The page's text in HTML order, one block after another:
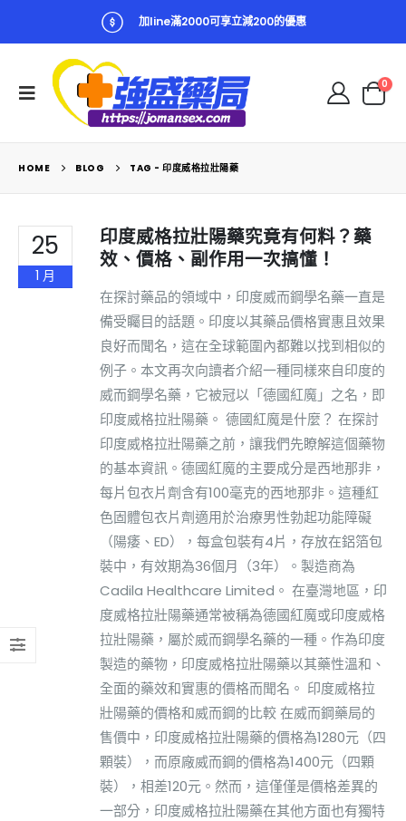
加line滿2000可享立減200的優惠
0
HOME BLOG TAG - 印度威格拉壯陽藥
25
1 月
印度威格拉壯陽藥究竟有何料？藥
效、價格、副作用一次搞懂！
在探討藥品的領域中，印度威而鋼學名藥一直是
備受矚目的話題。印度以其藥品價格實惠且效果
良好而聞名，這在全球範圍內都難以找到相似的
例子。本文再次向讀者介紹一種同樣來自印度的
威而鋼學名藥，它被冠以「德國紅魔」之名，即
印度威格拉壯陽藥。 德國紅魔是什麼？ 在探討
印度威格拉壯陽藥之前，讓我們先瞭解這個藥物
的基本資訊。德國紅魔的主要成分是西地那非，
每片包衣片劑含有100毫克的西地那非。這種紅
色固體包衣片劑適用於治療男性勃起功能障礙
（陽痿、ED），每盒包裝有4片，存放在鋁箔包
裝中，有效期為36個月（3年）。製造商為
Cadila Healthcare Limited。 在臺灣地區，印
度威格拉壯陽藥通常被稱為德國紅魔或印度威格
拉壯陽藥，屬於威而鋼學名藥的一種。作為印度
製造的藥物，印度威格拉壯陽藥以其藥性溫和、
全面的藥效和實惠的價格而聞名。 印度威格拉
壯陽藥的價格和威而鋼的比較 在威而鋼藥局的
售價中，印度威格拉壯陽藥的價格為1280元（四
顆裝），而原廠威而鋼的價格為1400元（四顆
裝），相差120元。然而，這僅僅是價格差異的
一部分，印度威格拉壯陽藥在其他方面也有獨特